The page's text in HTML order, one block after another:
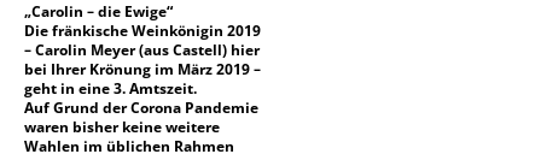
„Carolin – die Ewige“
Die fränkische Weinkönigin 2019
– Carolin Meyer (aus Castell) hier
bei Ihrer Krönung im März 2019 –
geht in eine 3. Amtszeit.
Auf Grund der Corona Pandemie
waren bisher keine weitere
Wahlen im üblichen Rahmen